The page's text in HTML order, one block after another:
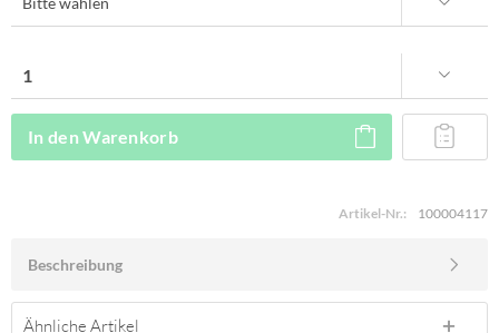
In den Warenkorb
Artikel-Nr.: 100004117
Beschreibung
Ähnliche Artikel